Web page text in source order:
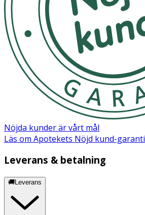
Nöjda kunder är vårt mål
Läs om Apotekets Nöjd kund-garanti
Leverans & betalning
🚚Leverans